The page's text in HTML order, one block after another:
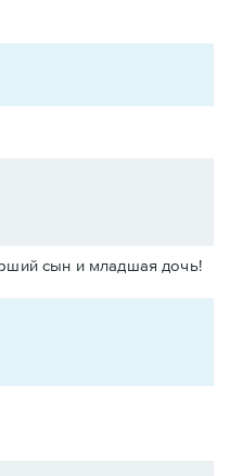
сын и младшая дочь!